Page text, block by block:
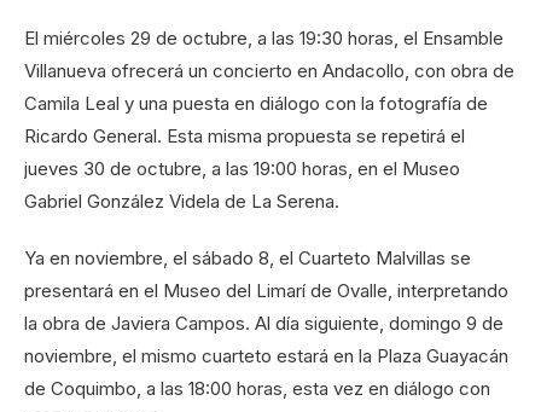
El miércoles 29 de octubre, a las 19:30 horas, el Ensamble
Villanueva ofrecerá un concierto en Andacollo, con obra de
Camila Leal y una puesta en diálogo con la fotografía de
Ricardo General. Esta misma propuesta se repetirá el
jueves 30 de octubre, a las 19:00 horas, en el Museo
Gabriel González Videla de La Serena.
Ya en noviembre, el sábado 8, el Cuarteto Malvillas se
presentará en el Museo del Limarí de Ovalle, interpretando
la obra de Javiera Campos. Al día siguiente, domingo 9 de
noviembre, el mismo cuarteto estará en la Plaza Guayacán
de Coquimbo, a las 18:00 horas, esta vez en diálogo con